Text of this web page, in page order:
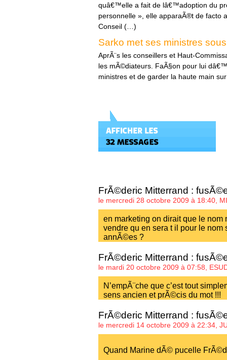
quâ€™elle a fait de lâ€™adoption du
personnelle », elle apparaÃ®t de facto
Conseil (…)
Sarko met ses ministres
AprÃ¨s les conseillers et Haut-
les mÃ©diateurs. FaÃ§on pour lui
ministres et de garder la haute main
FrÃ©deric Mitterrand :
le mercredi 28 octobre 2009 à 18:40,
en marketing on dirait que le nom
vendre qu en sera t il pour le nom
annÃ©es ?
FrÃ©deric Mitterrand :
le mardi 20 octobre 2009 à 07:58,
N’empÃ¨che que c’est tout
sens ancien et prÃ©cis du mot !!!
FrÃ©deric Mitterrand :
le mercredi 14 octobre 2009 à 22:34,
Quand Marine dÃ© pucelle